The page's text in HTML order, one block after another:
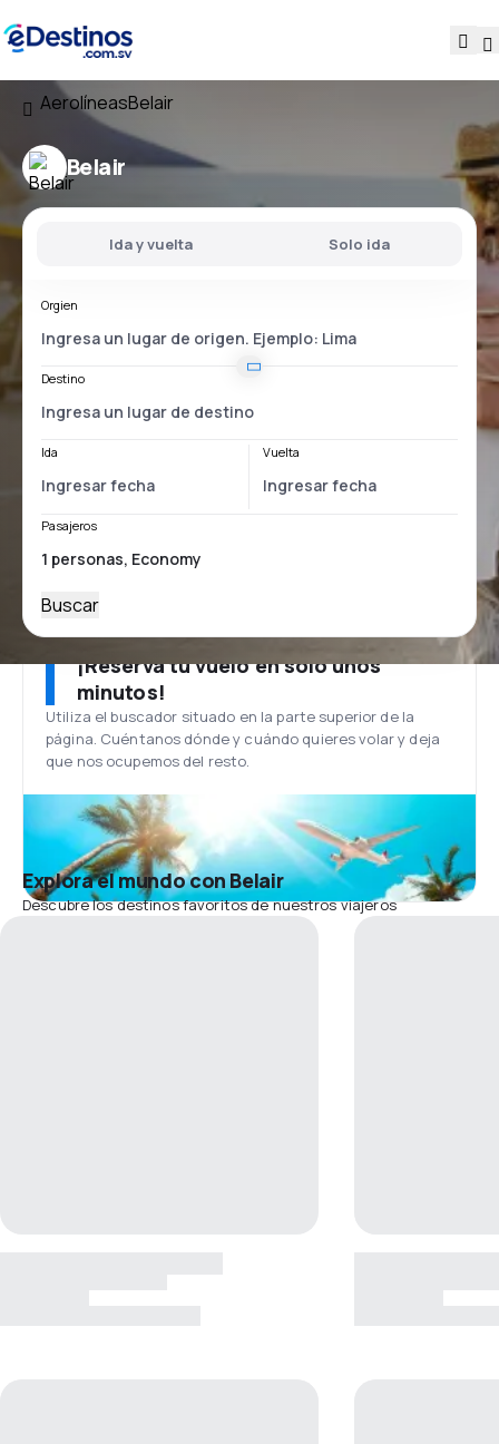
AerolíneasBelair
Belair
Ida y vuelta Solo ida
Orgien
Destino
Ida Vuelta
Pasajeros
Buscar
¡Reserva tu vuelo en solo unos
minutos!
Utiliza el buscador situado en la parte superior de la
página. Cuéntanos dónde y cuándo quieres volar y deja
que nos ocupemos del resto.
Explora el mundo con Belair
Descubre los destinos favoritos de nuestros viajeros